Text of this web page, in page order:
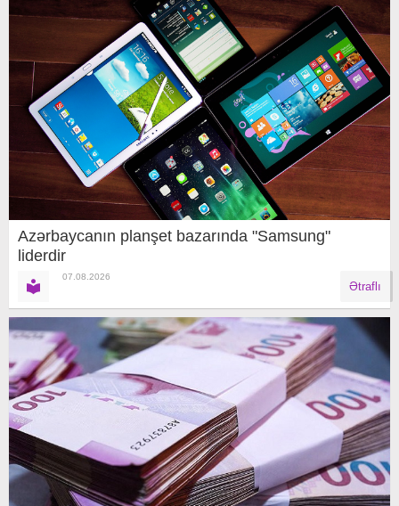
Azərbaycanın planşet bazarında "Samsung"
liderdir
07.08.2026
Ətraflı